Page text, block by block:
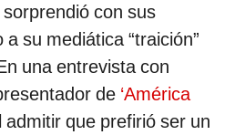
sorprendió con sus
su mediática “traición”
una entrevista con
de ‘América
admitir que prefirió ser un